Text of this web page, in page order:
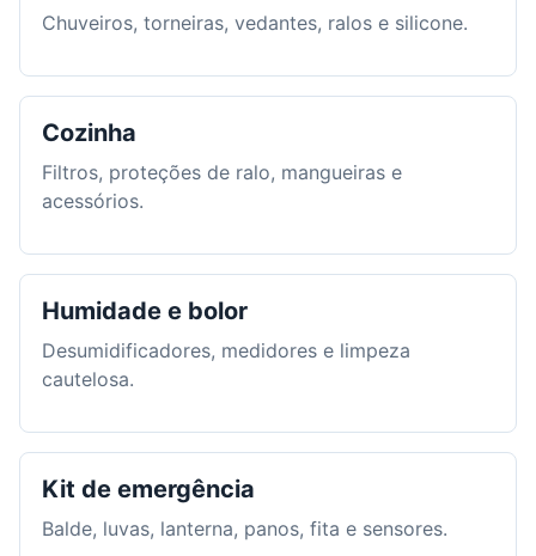
Chuveiros, torneiras, vedantes, ralos e silicone.
Cozinha
Filtros, proteções de ralo, mangueiras e
acessórios.
Humidade e bolor
Desumidificadores, medidores e limpeza
cautelosa.
Kit de emergência
Balde, luvas, lanterna, panos, fita e sensores.